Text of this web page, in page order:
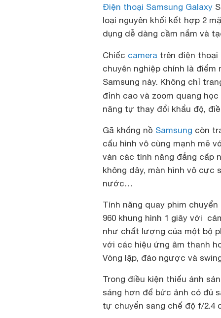
Điện thoại Samsung Galaxy
loại nguyên khối kết hợp 2
dụng dễ dàng cầm nắm và
Chiếc camera trên điện thoại
chuyên nghiệp chính là
Samsung này. Không chỉ
đỉnh cao và zoom quang
năng tự thay đổi khẩu độ,
Gã khổng nồ Samsung còn
cấu hình vô cùng mạnh mẽ
vàn các tính năng đẳng cấp
không dây, màn hình vô cực
nước…
Tính năng quay phim
960 khung hình 1 giây với
như chất lượng của một bộ
với các hiệu ứng âm thanh
Vòng lặp, đảo ngược và
Trong điều kiện thiếu ánh
sáng hơn để bức ảnh có đủ
tự chuyển sang chế độ f/2.4